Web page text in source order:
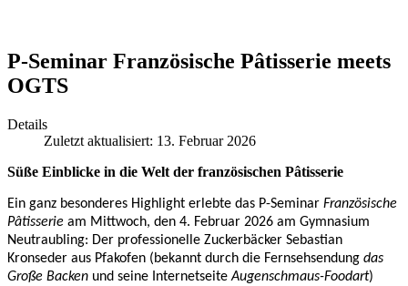
P-Seminar Französische Pâtisserie meets
OGTS
Details
Zuletzt aktualisiert: 13. Februar 2026
Süße Einblicke in die Welt der französischen Pâtisserie
Ein ganz besonderes Highlight erlebte das P-Seminar Französische
Pâtisserie am Mittwoch, den 4. Februar 2026 am Gymnasium
Neutraubling: Der professionelle Zuckerbäcker Sebastian
Kronseder aus Pfakofen (bekannt durch die Fernsehsendung das
Große Backen und seine InternetseiteAugenschmaus-Foodart)